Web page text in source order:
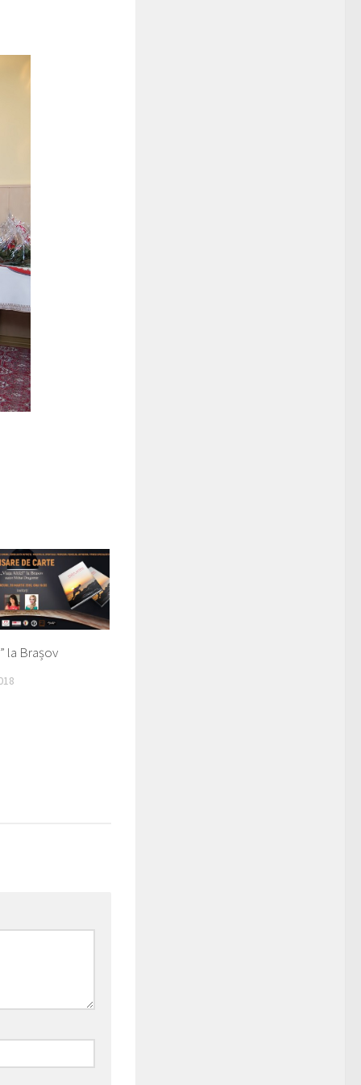
la Brașov